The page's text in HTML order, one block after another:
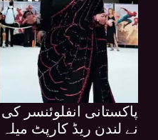
پاکستانی انفلوئنسر
نے لندن ریڈ کارپٹ میلہ